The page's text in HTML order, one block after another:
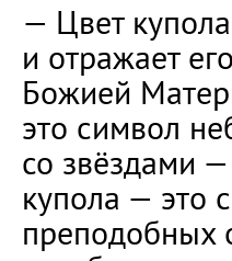
— Цвет
и отражает
Божией
это символ
со звёздами
купола — это
преподобных